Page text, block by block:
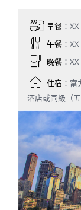
早餐 ：XX
午餐 ：XX
晚餐 ：XX
住宿 ：
酒店或同級（五